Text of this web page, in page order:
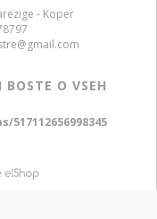
- Koper
O VSEH